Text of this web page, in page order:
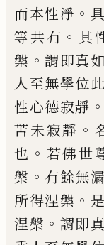
而本性淨 。
等共有 。其
槃 。謂即真
人至無學位
性心德寂靜
苦未寂靜 。
也 。 若佛世
槃 。 有餘無
所得涅槃 。
涅槃 。 謂即